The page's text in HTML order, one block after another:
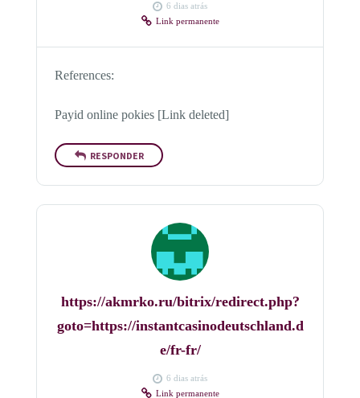
6 dias atrás
Link permanente
References:
Payid online pokies [Link deleted]
RESPONDER
https://akmrko.ru/bitrix/redirect.php?
goto=https://instantcasinodeutschland.d
e/fr-fr/
6 dias atrás
Link permanente